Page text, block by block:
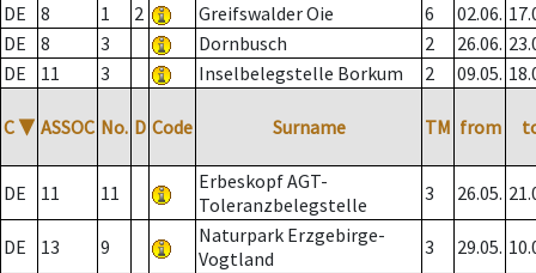
DE
8 1 2 Greifswalder Oie 6 02.06.
DE
8 3 Dornbusch 2 26.06.
DE
11 3 Inselbelegstelle Borkum 2 09.05.
C ▼ ASSOC No. D Code Surname TM from
DE 11 11
Erbeskopf AGT-
Toleranzbelegstelle
3 26.05.
DE 13 9
Naturpark Erzgebirge-
Vogtland
3 29.05.